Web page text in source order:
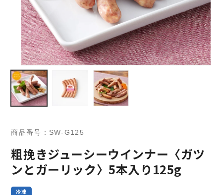
商品番号：SW-G125
粗挽きジューシーウインナー〈ガツ
ンとガーリック〉5本入り125g
冷凍